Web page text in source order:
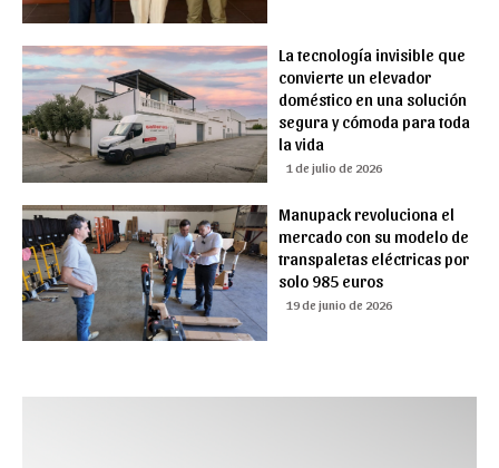
La tecnología invisible que
convierte un elevador
doméstico en una solución
segura y cómoda para toda
la vida
1 de julio de 2026
Manupack revoluciona el
mercado con su modelo de
transpaletas eléctricas por
solo 985 euros
19 de junio de 2026